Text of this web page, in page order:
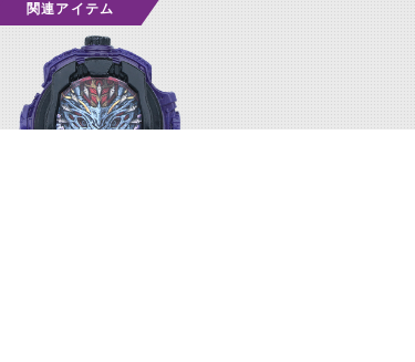
関連アイテム